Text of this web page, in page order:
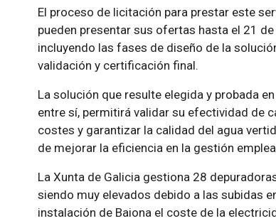
El proceso de licitación para prestar este
pueden presentar sus ofertas hasta el 21
incluyendo las fases de diseño de la
validación y certificación final.
La solución que resulte elegida y probada
entre sí, permitirá validar su efectividad de
costes y garantizar la calidad del agua
de mejorar la eficiencia en la gestión
La Xunta de Galicia gestiona 28
siendo muy elevados debido a las subidas
instalación de Baiona el coste de la